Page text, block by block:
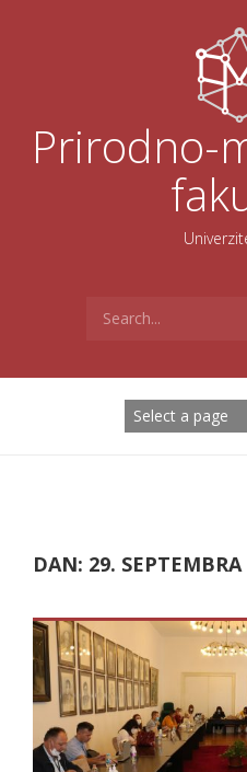
Prirodno-
for:
DAN: 29. SEPTEMBRA